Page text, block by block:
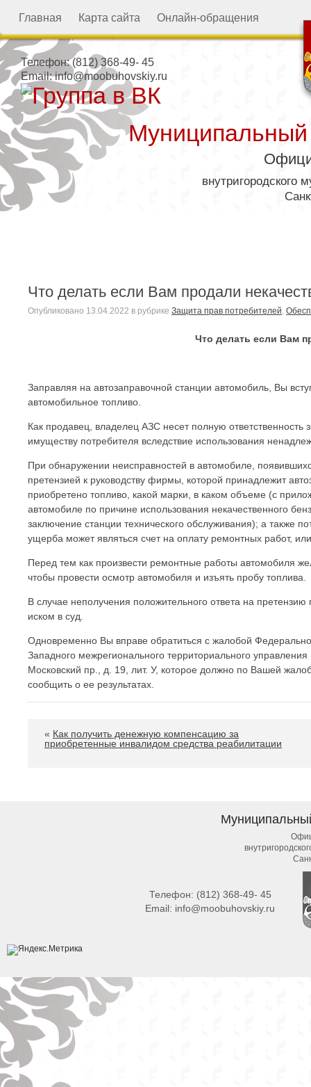
Главная Карта сайта Онлайн-обращения
Телефон:(812) 368-49- 45
Email:info@moobuhovskiy.ru
внутригородского
Что делать если Вам продали
Опубликовано 13.04.2022 в рубрике Защита прав потребителей,
Что делать если Вам
Заправляя на автозаправочной станции автомобиль, Вы
автомобильное топливо.
Как продавец, владелец АЗС несет полную
имуществу потребителя вследствие использования
При обнаружении неисправностей в автомобиле,
претензией к руководству фирмы, которой принадлежит
приобретено топливо, какой марки, в каком объеме (с
автомобиле по причине использования некачественного
заключение станции технического обслуживания); а
ущерба может являться счет на оплату ремонтных работ,
Перед тем как произвести ремонтные работы автомобиля
чтобы провести осмотр автомобиля и изъять пробу топлива.
В случае неполучения положительного ответа на
иском в суд.
Одновременно Вы вправе обратиться с жалобой
Западного межрегионального территориального
Московский пр., д. 19, лит. У, которое должно по Вашей
сообщить о ее результатах.
« Как получить денежную компенсацию за
приобретенные инвалидом средства реабилитации
Телефон: (812) 368-49- 45
Email: info@moobuhovskiy.ru